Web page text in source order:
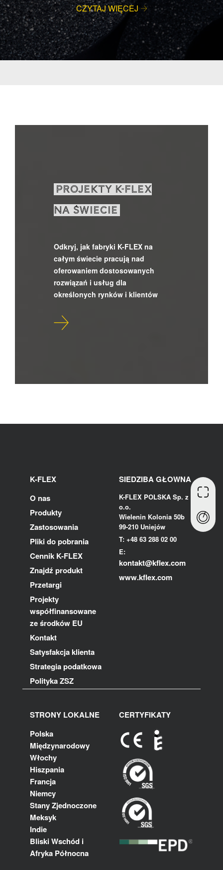
CZYTAJ WIĘCEJ
PROJEKTY K-FLEX
NA ŚWIECIE
Odkryj, jak fabryki K-FLEX na
całym świecie pracują nad
oferowaniem dostosowanych
rozwiązań i usług dla
określonych rynków i klientów
K-FLEX
O nas
Produkty
Zastosowania
Pliki do pobrania
Cennik K-FLEX
Znajdź produkt
Przetargi
Projekty
współfinansowane
ze środków EU
Kontakt
Satysfakcja klienta
Strategia podatkowa
Polityka ZSZ
SIEDZIBA GŁOWNA
K-FLEX POLSKA Sp. z
o.o.
Wielenin Kolonia 50b
99-210 Uniejów
T: +48 63 288 02 00
E:
kontakt@kflex.com
www.kflex.com
STRONY LOKALNE
Polska
Międzynarodowy
Włochy
Hiszpania
Francja
Niemcy
Stany Zjednoczone
Meksyk
Indie
Bliski Wschód i
Afryka Północna
CERTYFIKATY